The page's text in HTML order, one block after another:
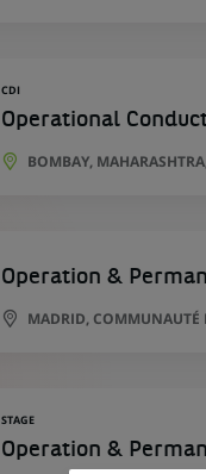
CDI
Operational
BOMBAY,
Operation &
MADRID, COMMUNAUTÉ
STAGE
Operation &